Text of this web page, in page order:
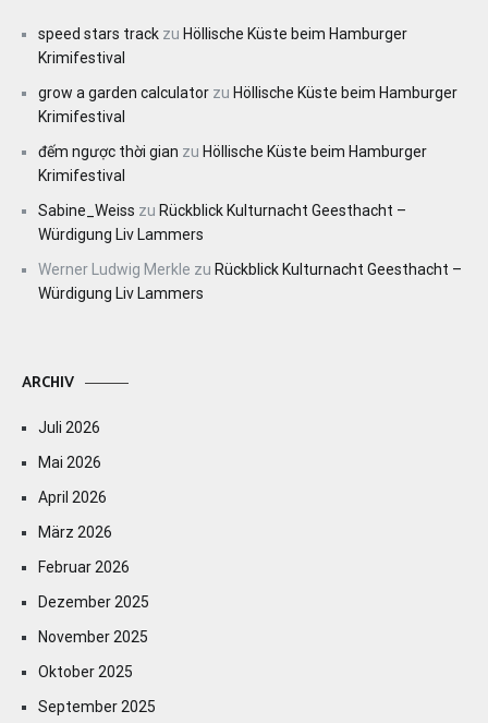
speed stars track zu Höllische Küste beim Hamburger
Krimifestival
grow a garden calculator zu Höllische Küste beim Hamburger
Krimifestival
đếm ngược thời gian zu Höllische Küste beim Hamburger
Krimifestival
Sabine_Weiss zu Rückblick Kulturnacht Geesthacht –
Würdigung Liv Lammers
Werner Ludwig Merkle zu Rückblick Kulturnacht Geesthacht –
Würdigung Liv Lammers
ARCHIV
Juli 2026
Mai 2026
April 2026
März 2026
Februar 2026
Dezember 2025
November 2025
Oktober 2025
September 2025